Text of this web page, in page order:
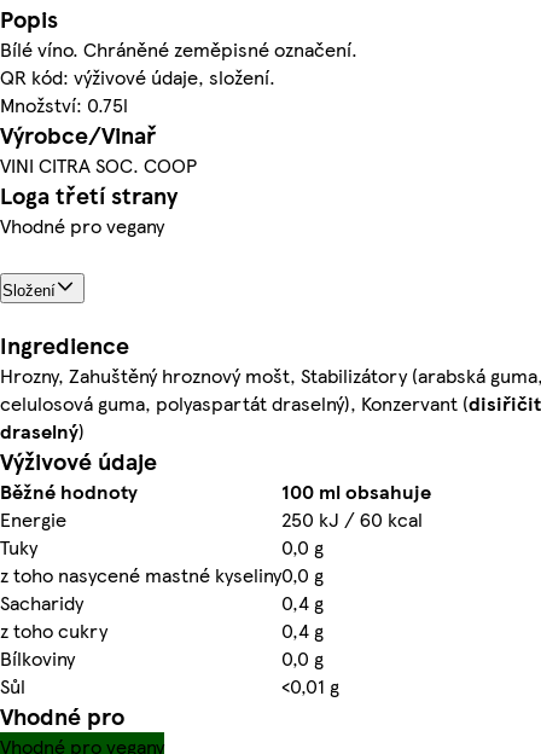
Popis
Bílé víno. Chráněné zeměpisné označení.
QR kód: výživové údaje, složení.
Množství: 0.75l
Výrobce/Vinař
VINI CITRA SOC. COOP
Loga třetí strany
Vhodné pro vegany
Složení
Ingredience
Hrozny, Zahuštěný hroznový mošt, Stabilizátory (arabská
celulosová guma, polyaspartát draselný), Konzervant (di
draselný)
Výživové údaje
Běžné hodnoty
100 ml obsahuje
Energie
250 kJ / 60 kcal
Tuky
0,0 g
z toho nasycené mastné kyseliny0,0 g
Sacharidy
0,4 g
z toho cukry
0,4 g
Bílkoviny
0,0 g
Sůl
<0,01 g
Vhodné pro
Vhodné pro vegany